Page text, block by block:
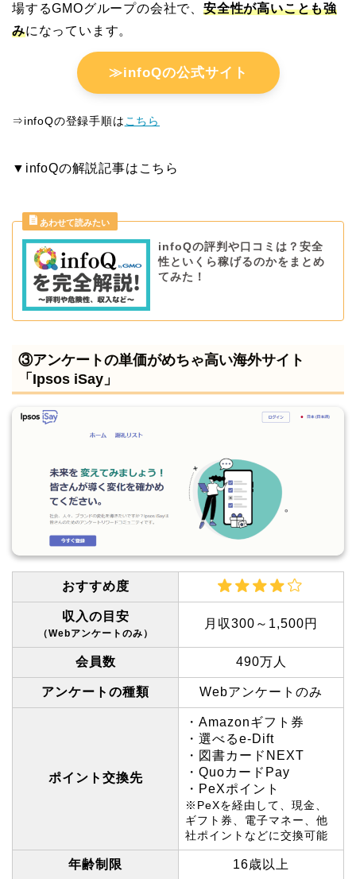
場するGMOグループの会社で、 安全性が高いことも強
みになっています。
≫infoQの公式サイト
⇒infoQの登録手順は こちら
▼infoQの解説記事はこちら
infoQの評判や口コミは？安全
性といくら稼げるのかをまとめ
てみた！
③アンケートの単価がめちゃ高い海外サイト
「Ipsos iSay」
おすすめ度
収入の目安
（Webアンケートのみ）
月収300～1,500円
会員数 490万人
アンケートの種類 Webアンケートのみ
ポイント交換先
・Amazonギフト券
・選べるe-Dift
・図書カードNEXT
・QuoカードPay
・PeXポイント
※PeXを経由して、現金、
ギフト券、電子マネー、他
社ポイントなどに交換可能
年齢制限 16歳以上